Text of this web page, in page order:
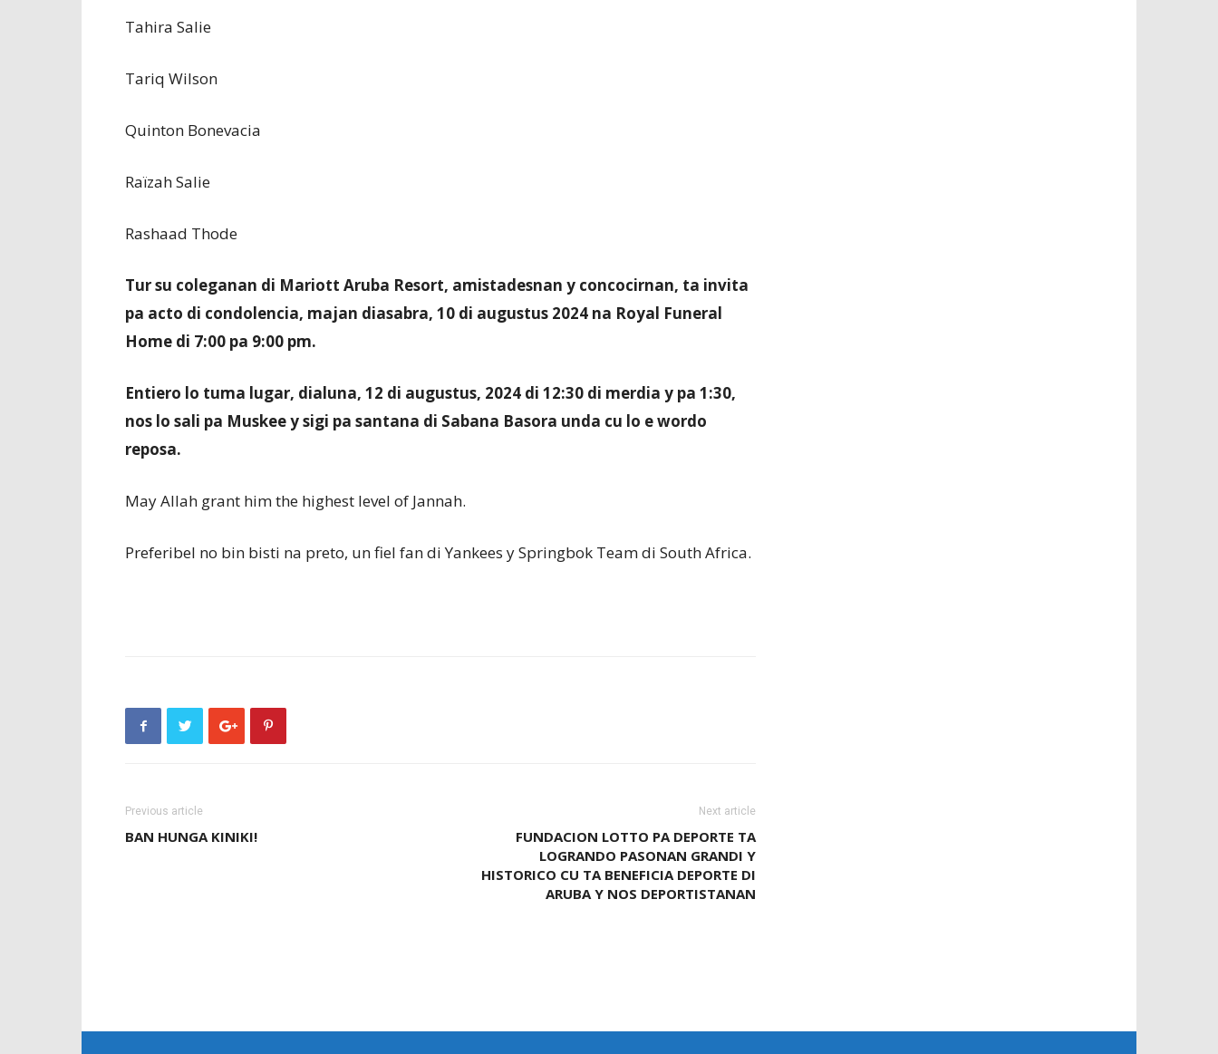
Tahira Salie
Tariq Wilson
Quinton Bonevacia
Raïzah Salie
Rashaad Thode
Tur su coleganan di Mariott Aruba Resort, amistadesnan y concocirnan, ta invita
pa acto di condolencia, majan diasabra, 10 di augustus 2024 na Royal Funeral
Home di 7:00 pa 9:00 pm.
Entiero lo tuma lugar, dialuna, 12 di augustus, 2024 di 12:30 di merdia y pa 1:30,
nos lo sali pa Muskee y sigi pa santana di Sabana Basora unda cu lo e wordo
reposa.
May Allah grant him the highest level of Jannah.
Preferibel no bin bisti na preto, un fiel fan di Yankees y Springbok Team di South Africa.
Previous article
BAN HUNGA KINIKI!
Next article
FUNDACION LOTTO PA DEPORTE TA
LOGRANDO PASONAN GRANDI Y
HISTORICO CU TA BENEFICIA DEPORTE DI
ARUBA Y NOS DEPORTISTANAN